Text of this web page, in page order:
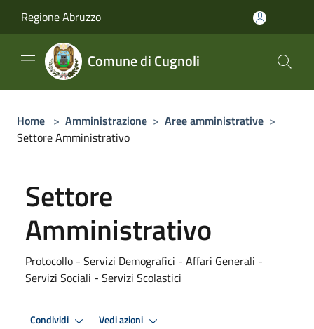
Regione Abruzzo
Comune di Cugnoli
Home > Amministrazione > Aree amministrative >
Settore Amministrativo
Settore
Amministrativo
Protocollo - Servizi Demografici - Affari Generali -
Servizi Sociali - Servizi Scolastici
Condividi Vedi azioni